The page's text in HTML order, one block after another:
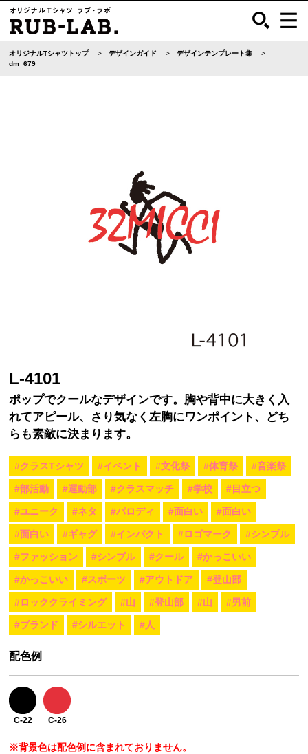
オリジナルTシャツトップ デザインガイド
デザインテンプレート集
dm_679
L-4101
ポップでクールなデザインです。胸や背中に大きく入
れてアピール、さり気なく左胸にワンポイント、どち
らも素敵に決まります。
#クラスTシャツ #イベント #文化祭 #体育祭 #音楽祭
#部活動 #運動部 #クラスマッチ #学校 #目立つ
#ユニーク #ネタ #パロディ #面白い #面白い
#面白い #ギャグ #インパクト #ロゴマーク #シンプル
#ファッション #シンプル #クール #かっこいい
#かっこいい #スポーツ #アウトドア #登山部
#ロッククライミング #山 #登山部 #山 #男前
#ブランド #シルエット #人
配色例
C-22 C-26
※背景色は配色例に含まれておりません。